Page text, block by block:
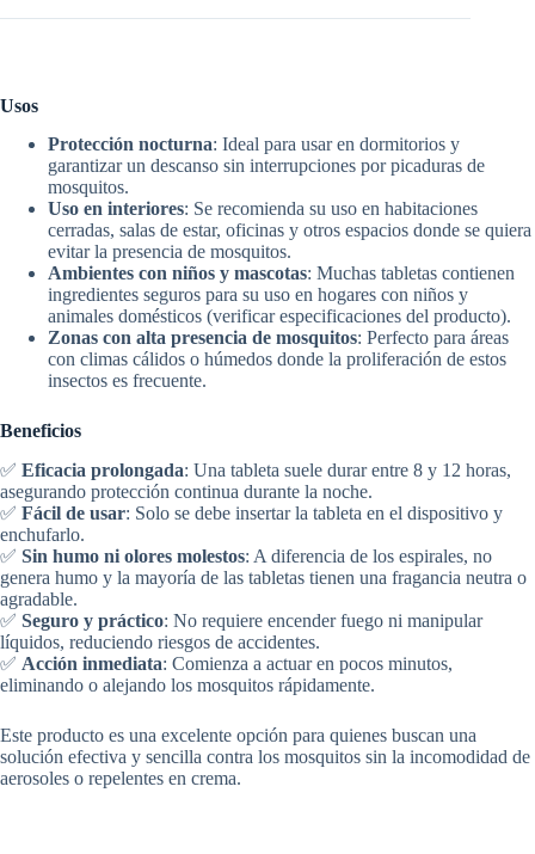
Usos
Protección nocturna: Ideal para usar en dormitorios y
garantizar un descanso sin interrupciones por picaduras de
mosquitos.
Uso en interiores: Se recomienda su uso en habitaciones
cerradas, salas de estar, oficinas y otros espacios donde se quiera
evitar la presencia de mosquitos.
Ambientes con niños y mascotas: Muchas tabletas contienen
ingredientes seguros para su uso en hogares con niños y
animales domésticos (verificar especificaciones del producto).
Zonas con alta presencia de mosquitos: Perfecto para áreas
con climas cálidos o húmedos donde la proliferación de estos
insectos es frecuente.
Beneficios
✅ Eficacia prolongada: Una tableta suele durar entre 8 y 12 horas,
asegurando protección continua durante la noche.
✅ Fácil de usar: Solo se debe insertar la tableta en el dispositivo y
enchufarlo.
✅ Sin humo ni olores molestos: A diferencia de los espirales, no
genera humo y la mayoría de las tabletas tienen una fragancia neutra o
agradable.
✅ Seguro y práctico: No requiere encender fuego ni manipular
líquidos, reduciendo riesgos de accidentes.
✅ Acción inmediata: Comienza a actuar en pocos minutos,
eliminando o alejando los mosquitos rápidamente.
Este producto es una excelente opción para quienes buscan una
solución efectiva y sencilla contra los mosquitos sin la incomodidad de
aerosoles o repelentes en crema.